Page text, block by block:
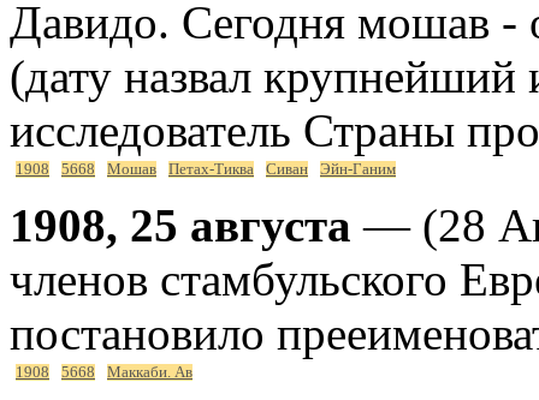
Давидо. Сегодня мошав -
(дату назвал крупнейший
исследователь Страны
1908 5668 Мошав Петах-Тиква Сиван Эйн-Ганим
1908, 25 августа — (28
членов стамбульского
постановило
1908 5668 Маккаби. Ав